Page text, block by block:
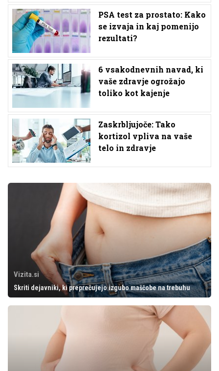
PSA test za prostato: Kako
se izvaja in kaj pomenijo
rezultati?
6 vsakodnevnih navad, ki
vaše zdravje ogrožajo
toliko kot kajenje
Zaskrbljujoče: Tako
kortizol vpliva na vaše
telo in zdravje
Vizita.si
Skriti dejavniki, ki preprečujejo izgubo maščobe na trebuhu